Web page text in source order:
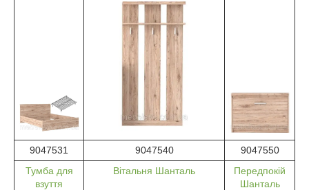
9047531 9047540
9047550
Тумба для
взуття
Вітальня Шанталь
Передпокій
Шанталь